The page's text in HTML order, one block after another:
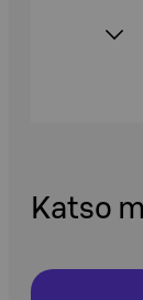
Katso